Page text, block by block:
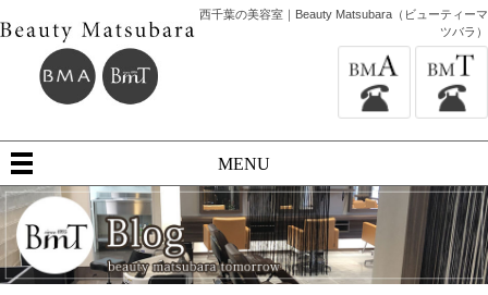
西千葉の美容室｜Beauty Matsubara（ビューティーマ
ツバラ）
MENU